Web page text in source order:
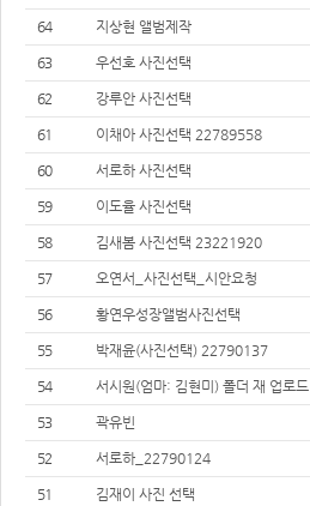
64 지상현 앨범제작
63 우선호 사진선택
62 강루안 사진선택
61 이채아 사진선택 22789558
60 서로하 사진선택
59 이도율 사진선택
58 김새봄 사진선택 23221920
57 오연서_사진선택_시안요청
56 황연우성장앨범사진선택
55 박재윤(사진선택) 22790137
54 서시원(엄마: 김현미) 폴더 재 업로드
53 곽유빈
52 서로하_22790124
51 김재이 사진 선택